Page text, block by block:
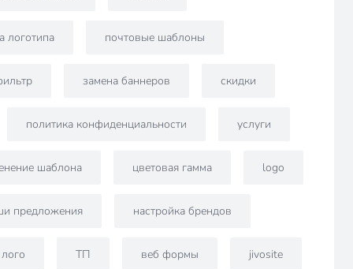
логотипа почтовые шаблоны
замена баннеров скидки
политика конфиденциальности услуги
шаблона цветовая гамма logo
предложения настройка брендов
лого ТП веб формы jivosite